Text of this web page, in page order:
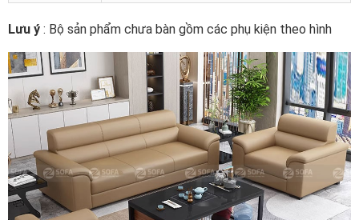
Lưu ý : Bộ sản phẩm chưa bàn gồm các phụ kiện theo hình